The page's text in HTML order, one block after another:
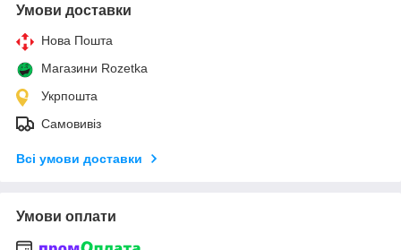
Умови доставки
Нова Пошта
Магазини Rozetka
Укрпошта
Самовивіз
Всі умови доставки
Умови оплати